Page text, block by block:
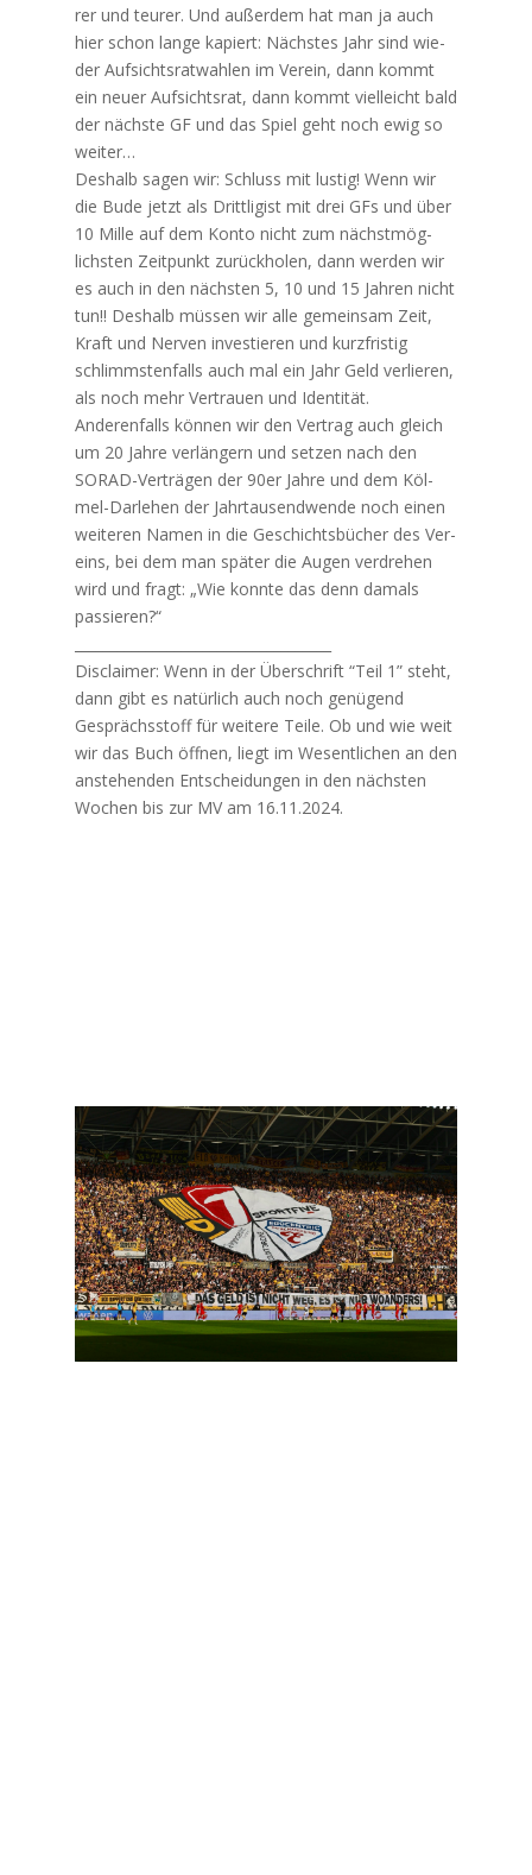
rer und teu­rer. Und außer­dem hat man ja auch
hier schon lan­ge kapiert: Nächs­tes Jahr sind wie­
der Auf­sichts­rat­wah­len im Ver­ein, dann kommt
ein neu­er Auf­sichts­rat, dann kommt viel­leicht bald
der nächs­te GF und das Spiel geht noch ewig so
weiter…
Des­halb sagen wir: Schluss mit lus­tig! Wenn wir
die Bude jetzt als Dritt­li­gist mit drei GFs und über
10 Mil­le auf dem Kon­to nicht zum nächst­mög­
lichs­ten Zeit­punkt zurück­ho­len, dann wer­den wir
es auch in den nächs­ten 5, 10 und 15 Jah­ren nicht
tun!! Des­halb müs­sen wir alle gemein­sam Zeit,
Kraft und Ner­ven inves­tie­ren und kurz­fris­tig
schlimms­ten­falls auch mal ein Jahr Geld ver­lie­ren,
als noch mehr Ver­trau­en und Identität.
Ande­ren­falls kön­nen wir den Ver­trag auch gleich
um 20 Jah­re ver­län­gern und set­zen nach den
SORAD-Ver­trä­gen der 90er Jah­re und dem Köl­
mel-Dar­le­hen der Jahr­tau­send­wen­de noch einen
wei­te­ren Namen in die Geschichts­bü­cher des Ver­
eins, bei dem man spä­ter die Augen ver­dre­hen
wird und fragt: „Wie konn­te das denn damals
passieren?“
Dis­clai­mer: Wenn in der Über­schrift “Teil 1” steht,
dann gibt es natür­lich auch noch genü­gend
Gesprächs­stoff für wei­te­re Tei­le. Ob und wie weit
wir das Buch öff­nen, liegt im Wesent­li­chen an den
anste­hen­den Ent­schei­dun­gen in den nächs­ten
Wochen bis zur MV am 16.11.2024.